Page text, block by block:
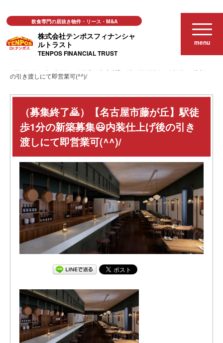
株式会社テンポスフィナンシャ
ルトラスト
TENPOS FINANCIAL TRUST
飲食専門の居抜き物件・リース・M&A
menu
その他
の引き渡しにて即営業可(^^)/
（募集終了🙇）【名古屋市藤が丘】駅徒
歩1分の新築募集😃内装仕上げ後の引き
渡しにて即営業可(^^)/